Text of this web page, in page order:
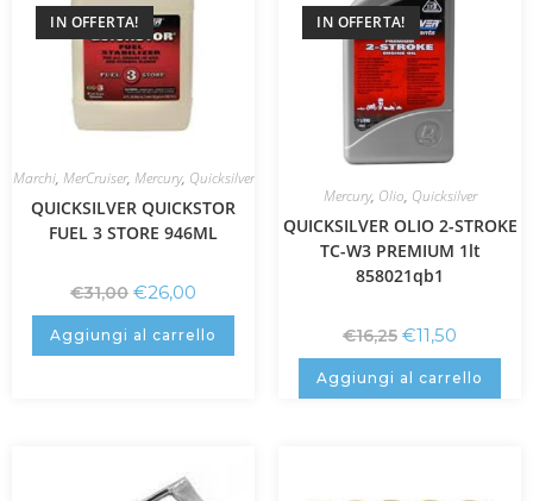
IN OFFERTA!
Marchi, MerCruiser, Mercury, Quicksilver
QUICKSILVER QUICKSTOR
FUEL 3 STORE 946ML
€31,00 €26,00
Aggiungi al carrello
IN OFFERTA!
Mercury, Olio, Quicksilver
QUICKSILVER OLIO 2-STROKE
TC-W3 PREMIUM 1lt
858021qb1
€16,25 €11,50
Aggiungi al carrello